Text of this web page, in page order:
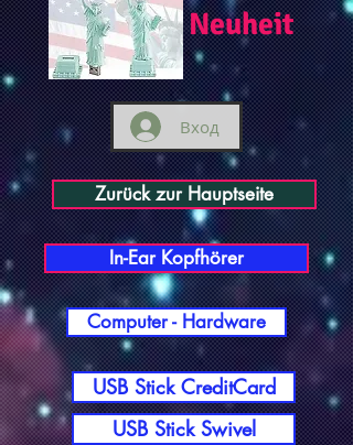
Neuheit
Вход
Zurück zur Hauptseite
In-Ear Kopfhörer
Computer - Hardware
USB Stick CreditCard
USB Stick Swivel